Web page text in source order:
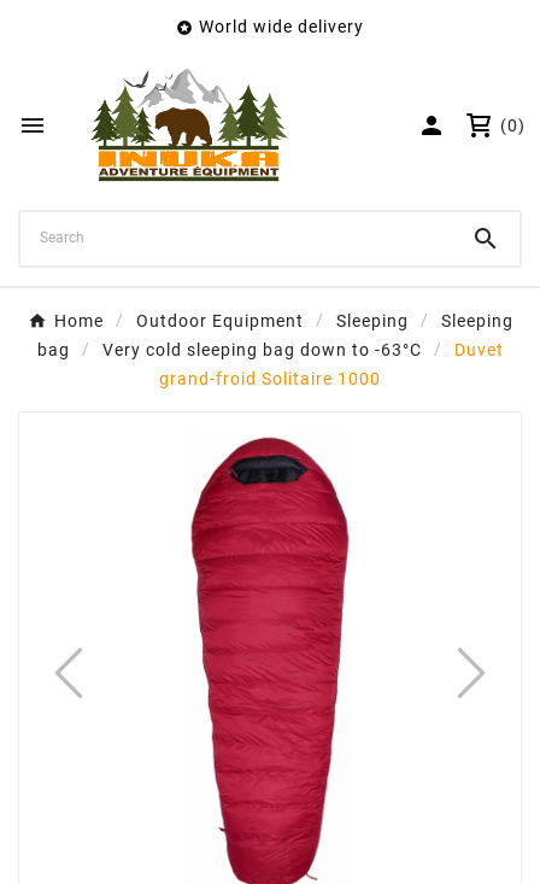
 World wide delivery
  (0)

Home Outdoor Equipment Sleeping
Sleeping
bag
Very cold sleeping bag down to -63°C
Duvet
grand-froid Solitaire 1000
Wishlist name